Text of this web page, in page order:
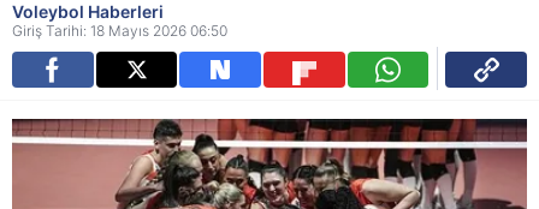
Voleybol Haberleri
Giriş Tarihi: 18 Mayıs 2026 06:50